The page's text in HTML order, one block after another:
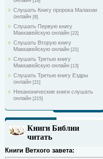
Слушать Книгу пророка Малахии
онлайн [8]
Слушать Первую книгу
Маккавейскую онлайн [22]
Слушать Вторую книгу
Маккавейскую онлайн [21]
Слушать Третью книгу
Маккавейскую онлайн [13]
Слушать Третью книгу Ездры
онлайн [21]
Неканонические книги слушать
онлайн [215]
Книги Библии
читать
Книги Ветхого завета: